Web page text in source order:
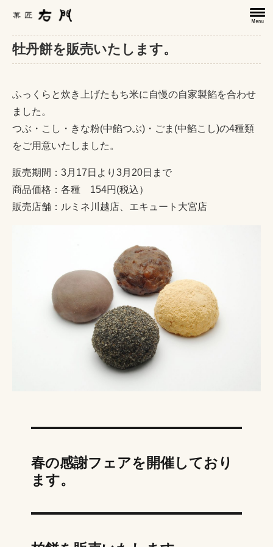
牡丹餅を販売いたします。
ふっくらと炊き上げたもち米に自慢の自家製餡を合わせ
ました。
つぶ・こし・きな粉(中餡つぶ)・ごま(中餡こし)の4種類
をご用意いたしました。
販売期間：3月17日より3月20日まで
商品価格：各種 154円(税込）
販売店舗：ルミネ川越店、エキュート大宮店
春の感謝フェアを開催しており
ます。